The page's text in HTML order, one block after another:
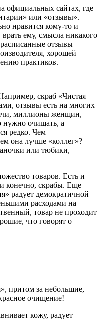
официальных сайтах, где
или «отзывы».
нравится кому-то и
ему, смысла никакого
отзывы
хорошей
практиков.
скраб «Чистая
отзывы есть на многих
миллионы женщин,
нужно очищать, а
редко. Чем
она лучше «коллег»?
или тюбики,
товаров. Есть и
конечно, скрабы. Еще
радует демократичной
расходами на
товар не проходит
что говорят о
притом за небольшие,
очищение!
кожу, радует